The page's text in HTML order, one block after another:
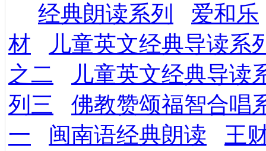
经典朗读系列
爱和乐
材
儿童英文经典导读系
之二
儿童英文经典导读
列三
佛教赞颂福智合唱
一
闽南语经典朗读
王